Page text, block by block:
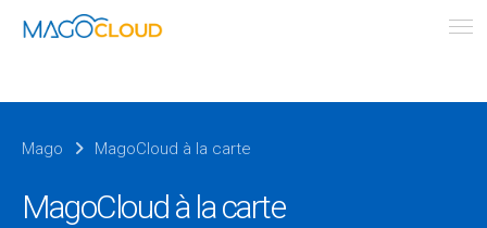
Mago MagoCloud à la carte
MagoCloud à la carte